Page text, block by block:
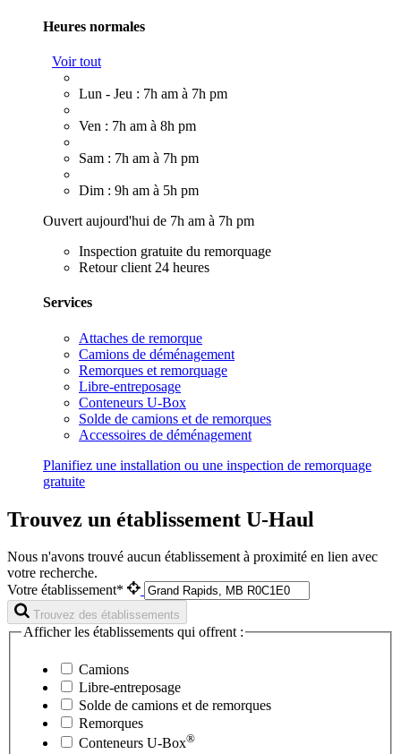
Heures normales
Voir tout
Lun - Jeu : 7h am à 7h pm
Ven : 7h am à 8h pm
Sam : 7h am à 7h pm
Dim : 9h am à 5h pm
Ouvert aujourd'hui de 7h am à 7h pm
Inspection gratuite du remorquage
Retour client 24 heures
Services
Attaches de remorque
Camions de déménagement
Remorques et remorquage
Libre-entreposage
Conteneurs U-Box
Solde de camions et de remorques
Accessoires de déménagement
Planifiez une installation ou une inspection de remorquage
gratuite
Trouvez un établissement U-Haul
Nous n'avons trouvé aucun établissement à proximité en lien avec
votre recherche.
Votre établissement*
Trouvez des établissements
Afficher les établissements qui offrent :
Camions
Libre-entreposage
Solde de camions et de remorques
Remorques
Conteneurs U-Box®